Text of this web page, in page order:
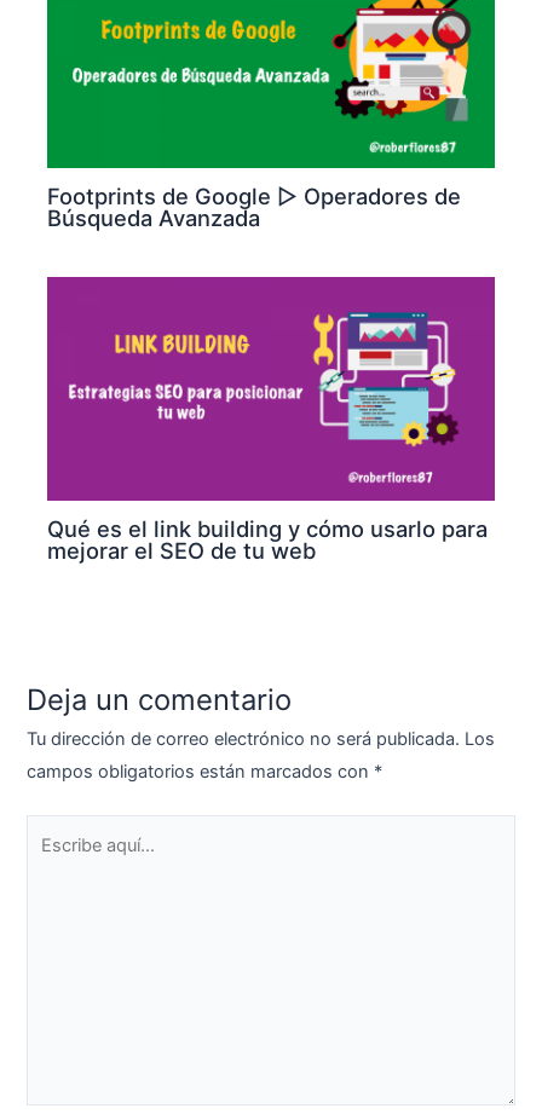
Footprints de Google ▷ Operadores de
Búsqueda Avanzada
Qué es el link building y cómo usarlo para
mejorar el SEO de tu web
Deja un comentario
Tu dirección de correo electrónico no será publicada. Los
campos obligatorios están marcados con *